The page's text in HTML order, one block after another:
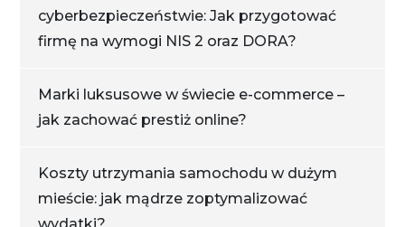
cyberbezpieczeństwie: Jak przygotować
firmę na wymogi NIS 2 oraz DORA?
Marki luksusowe w świecie e-commerce –
jak zachować prestiż online?
Koszty utrzymania samochodu w dużym
mieście: jak mądrze zoptymalizować